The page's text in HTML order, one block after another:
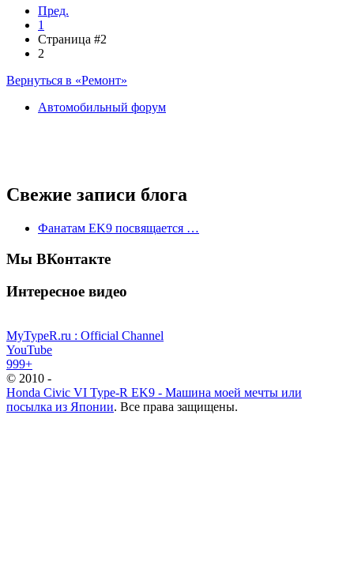
Пред.
1
Страница #2
2
Вернуться в «Ремонт»
Автомобильный форум
Свежие записи блога
Фанатам EK9 посвящается …
Мы ВКонтакте
Интересное видео
MyTypeR.ru : Official Channel
YouTube
999+
© 2010 -
Honda Civic VI Type-R EK9 - Машина моей мечты или
посылка из Японии. Все права защищены.